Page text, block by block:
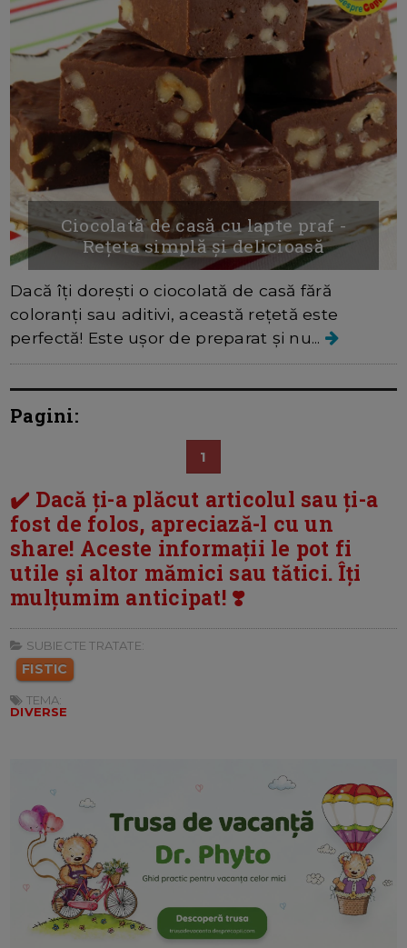
Ciocolată de casă cu lapte praf -
Rețeta simplă și delicioasă
Dacă îți dorești o ciocolată de casă fără
coloranți sau aditivi, această rețetă este
perfectă! Este ușor de preparat și nu...
Pagini:
1
✔️ Dacă ți-a plăcut articolul sau ți-a
fost de folos, apreciază-l cu un
share! Aceste informații le pot fi
utile și altor mămici sau tătici. Îți
mulțumim anticipat! ❣️
SUBIECTE TRATATE:
FISTIC
TEMA:
DIVERSE